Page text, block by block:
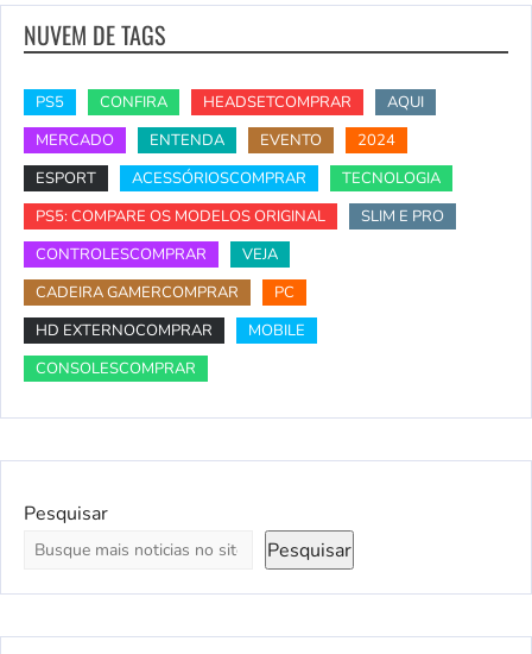
NUVEM DE TAGS
PS5 CONFIRA HEADSETCOMPRAR
AQUI
MERCADO
ENTENDA EVENTO
2024
ESPORT
ACESSÓRIOSCOMPRAR
TECNOLOGIA
PS5: COMPARE OS MODELOS ORIGINAL
SLIM E PRO
CONTROLESCOMPRAR
VEJA
CADEIRA GAMERCOMPRAR
PC
HD EXTERNOCOMPRAR
MOBILE
CONSOLESCOMPRAR
Pesquisar
Pesquisar